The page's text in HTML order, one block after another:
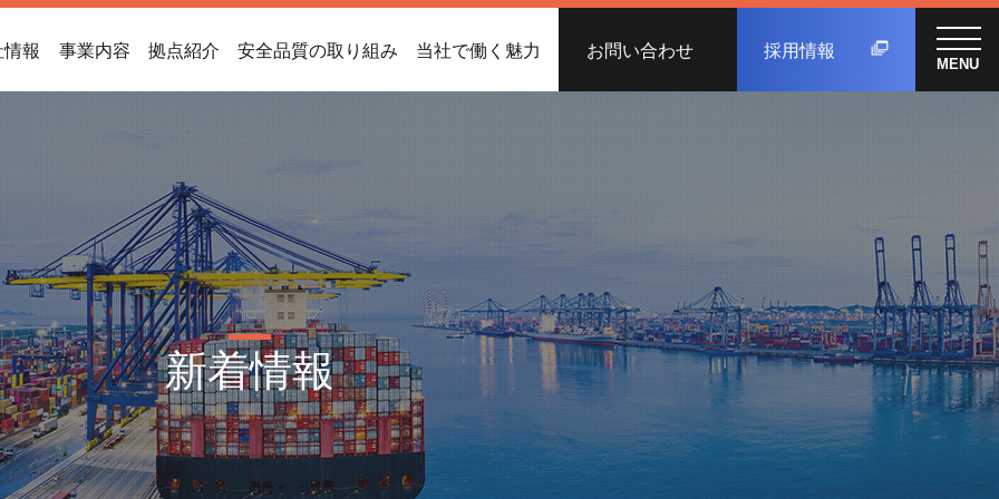
報 事業内容 拠点紹介 安全品質の取り組み 当社で働く魅力 お問い合わせ 採用情報
新着情報